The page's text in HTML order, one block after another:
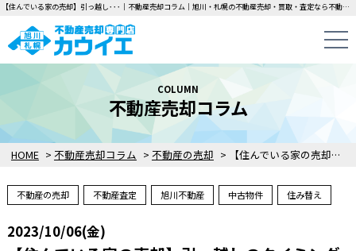
【住んでいる家の売却】引っ越し･･･｜不動産売却コラム｜旭川・札幌の不動産売却・買取・査定なら不動産売却専門店カウイエにお任せください！中古一戸建て・マンション・土地の即日無料査定・即金買取を行っています！
HOME > 不動産売却コラム > 不動産の売却 > 【住んでいる家の売却】引っ越しのタイミングは？
COLUMN
不動産売却コラム
不動産の売却 不動産査定 旭川不動産 中古物件 住み替え
2023/10/06(金)